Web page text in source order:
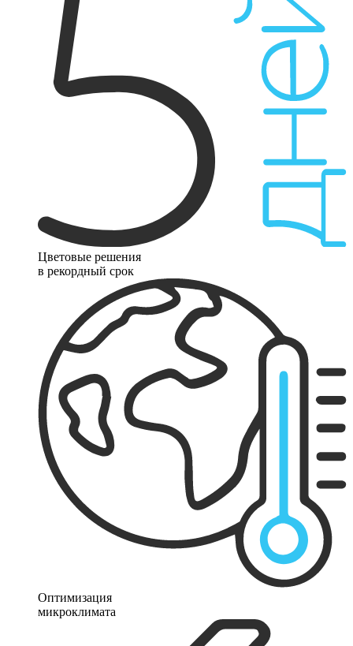
Цветовые решения
в рекордный срок
Оптимизация
микроклимата